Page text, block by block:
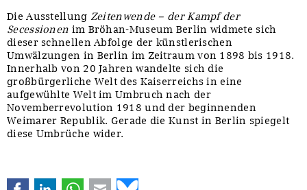
Die Ausstellung Zeitenwende – der Kampf der
Secessionen im Bröhan-Museum Berlin widmete sich
dieser schnellen Abfolge der künstlerischen
Umwälzungen in Berlin im Zeitraum von 1898 bis 1918.
Innerhalb von 20 Jahren wandelte sich die
großbürgerliche Welt des Kaiserreichs in eine
aufgewühlte Welt im Umbruch nach der
Novemberrevolution 1918 und der beginnenden
Weimarer Republik. Gerade die Kunst in Berlin spiegelt
diese Umbrüche wider.
FacebookLinkedInWhatsApp
E-mail